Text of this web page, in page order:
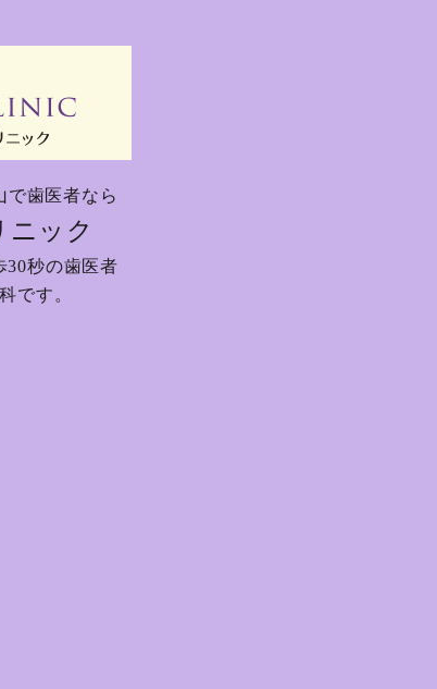
で歯医者なら
ック
30秒の歯医者
です。